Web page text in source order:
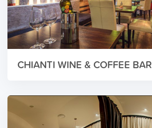
CHIANTI WINE & COFFEE BAR